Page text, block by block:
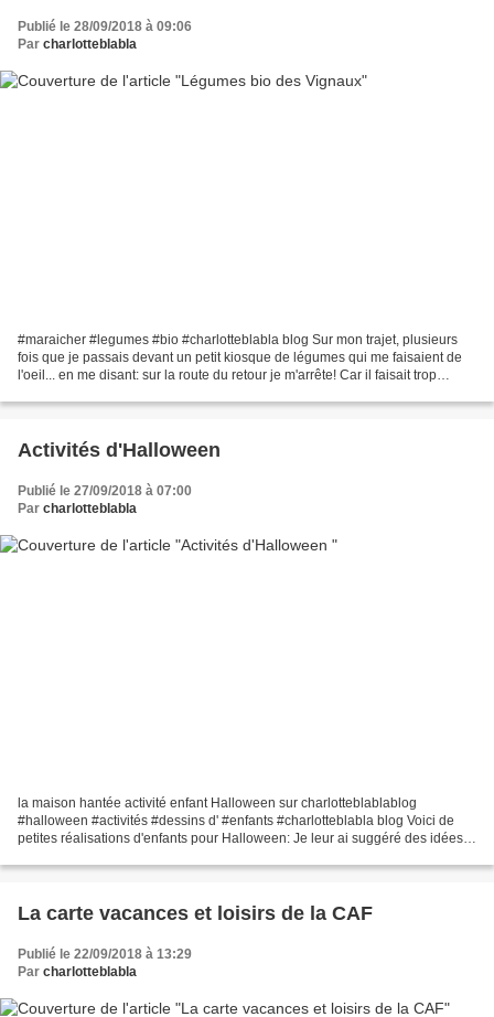
Publié le 28/09/2018 à 09:06
Par charlotteblabla
#maraicher #legumes #bio #charlotteblabla blog Sur mon trajet, plusieurs
fois que je passais devant un petit kiosque de légumes qui me faisaient de
l'oeil... en me disant: sur la route du retour je m'arrête! Car il faisait trop
Activités d'Halloween
Publié le 27/09/2018 à 07:00
Par charlotteblabla
la maison hantée activité enfant Halloween sur charlotteblablablog
#halloween #activités #dessins d' #enfants #charlotteblabla blog Voici de
petites réalisations d'enfants pour Halloween: Je leur ai suggéré des idées
La carte vacances et loisirs de la CAF
Publié le 22/09/2018 à 13:29
Par charlotteblabla